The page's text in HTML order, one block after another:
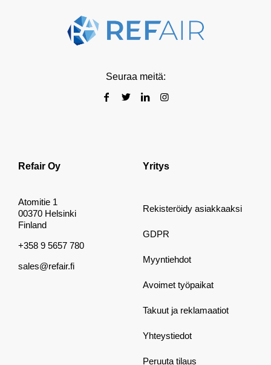
Seuraa meitä:
Refair Oy
Atomitie 1
00370 Helsinki
Finland
+358 9 5657 780
sales@refair.fi
Yritys
Rekisteröidy asiakkaaksi
GDPR
Myyntiehdot
Avoimet työpaikat
Takuut ja reklamaatiot
Yhteystiedot
Peruuta tilaus